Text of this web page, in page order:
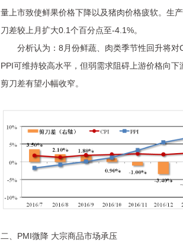
量上市致使鲜果价格下降以及猪肉价格疲软。生
刀差较上月扩大0.1个百分点至-4.1%。
分析认为：8月份鲜蔬、肉类季节性回升将对
PPI可维持较高水平，但弱需求阻碍上游价格向
剪刀差有望小幅收窄。
二、PMI微降 大宗商品市场承压